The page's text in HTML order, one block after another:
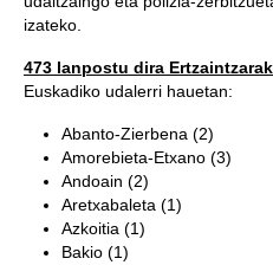
izateko.
473 lanpostu dira
Euskadiko udalerri hauetan:
Abanto-Zierbena (2)
Amorebieta-Etxano (3)
Andoain (2)
Aretxabaleta (1)
Azkoitia (1)
Bakio (1)